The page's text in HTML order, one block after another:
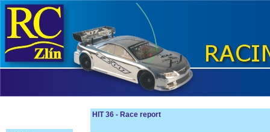
HIT 36 - Race report